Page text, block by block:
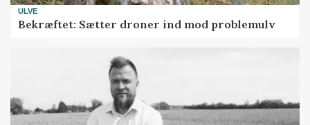
ULVE
Bekræftet: Sætter droner ind mod problemulv